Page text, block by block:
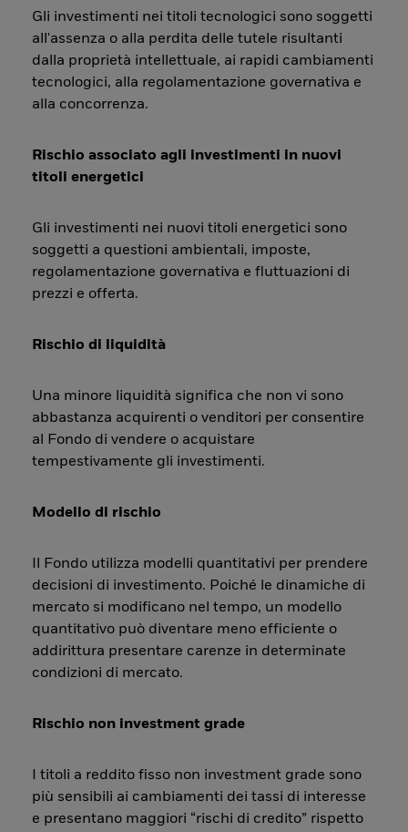
Gli investimenti nei titoli tecnologici sono soggetti
all'assenza o alla perdita delle tutele risultanti
dalla proprietà intellettuale, ai rapidi cambiamenti
tecnologici, alla regolamentazione governativa e
alla concorrenza.
Rischio associato agli investimenti in nuovi
titoli energetici
Gli investimenti nei nuovi titoli energetici sono
soggetti a questioni ambientali, imposte,
regolamentazione governativa e fluttuazioni di
prezzi e offerta.
Rischio di liquidità
Una minore liquidità significa che non vi sono
abbastanza acquirenti o venditori per consentire
al Fondo di vendere o acquistare
tempestivamente gli investimenti.
Modello di rischio
Il Fondo utilizza modelli quantitativi per prendere
decisioni di investimento. Poiché le dinamiche di
mercato si modificano nel tempo, un modello
quantitativo può diventare meno efficiente o
addirittura presentare carenze in determinate
condizioni di mercato.
Rischio non investment grade
I titoli a reddito fisso non investment grade sono
più sensibili ai cambiamenti dei tassi di interesse
e presentano maggiori “rischi di credito” rispetto